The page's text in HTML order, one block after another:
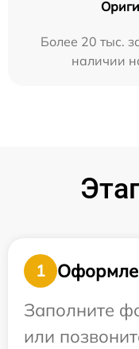
Более 20 тыс.
наличии
1
Заполните
или